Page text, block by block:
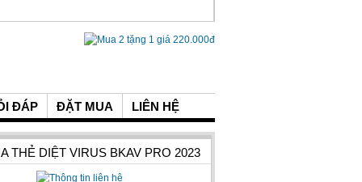
ĐÁP ĐẶT MUA LIÊN HỆ
THẺ DIỆT VIRUS BKAV PRO 2023